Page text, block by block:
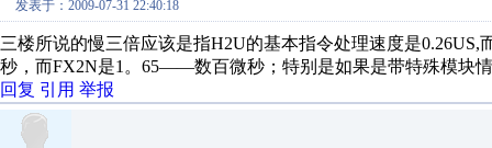
发表于：2009-07-31 22:40:18
三楼所说的慢三倍应该是指H2U的基本指令处理速度是
秒，而FX2N是1。65——数百微秒；特别是如果是带特殊模块
回复 引用 举报